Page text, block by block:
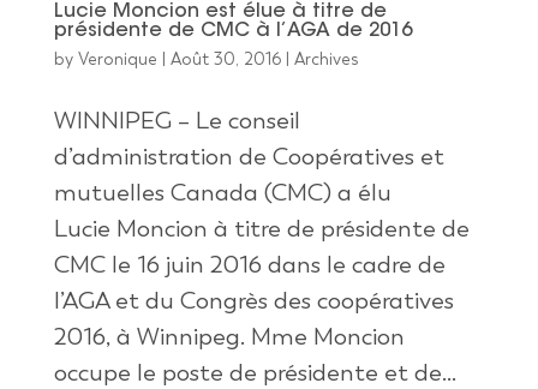
Lucie Moncion est élue à titre de
présidente de CMC à l’AGA de 2016
by Veronique | Août 30, 2016| Archives
WINNIPEG – Le conseil
d’administration de Coopératives et
mutuelles Canada (CMC) a élu
Lucie Moncion à titre de présidente de
CMC le 16 juin 2016 dans le cadre de
l’AGA et du Congrès des coopératives
2016, à Winnipeg. Mme Moncion
occupe le poste de présidente et de...